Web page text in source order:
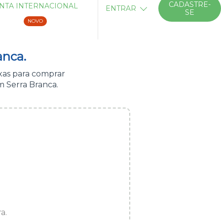
INTERNACIONAL
NOVO
ENTRAR
CADASTRE-
SE
para comprar
Serra Branca.